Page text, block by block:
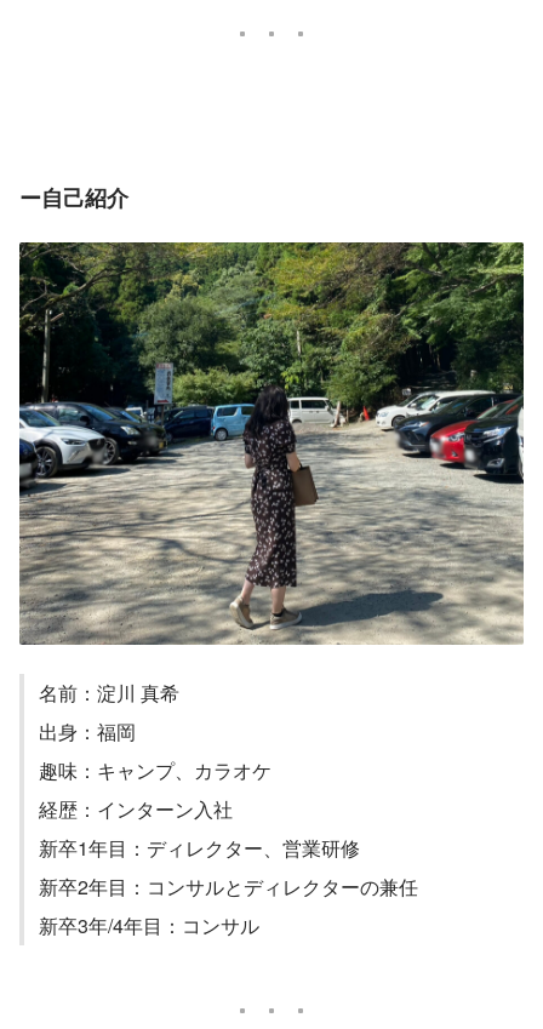
ー自己紹介
名前：淀川 真希
出身：福岡
趣味：キャンプ、カラオケ
経歴：インターン入社
新卒1年目：ディレクター、営業研修
新卒2年目：コンサルとディレクターの兼任
新卒3年/4年目：コンサル